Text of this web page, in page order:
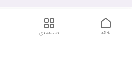
دسته‌بندی خانه